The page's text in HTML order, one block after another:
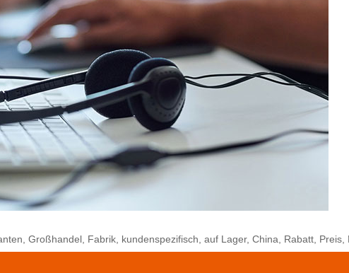
Großhandel, Fabrik, kundenspezifisch, auf Lager, China, Rabatt, Preis,